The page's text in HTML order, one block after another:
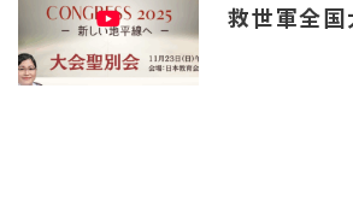
救世軍全